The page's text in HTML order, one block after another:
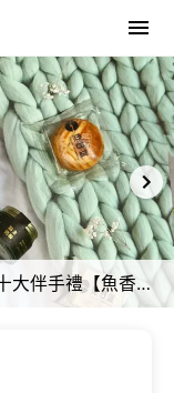
新北市中和區【伴手禮推薦】榮獲 嘉義十大伴手禮【魚香涎】烏金極饌系列禮盒！最高檔的鳳凰酥，因為珍貴，所以精緻！【企業送禮】